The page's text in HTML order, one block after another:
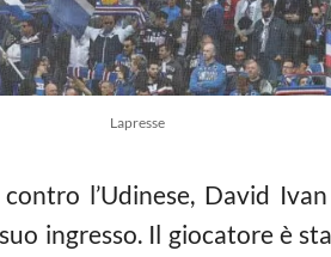
Lapresse
l’Udinese, David
ingresso. Il giocatore è